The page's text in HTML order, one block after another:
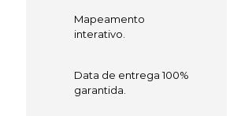
Mapeamento
interativo.
Data de entrega 100%
garantida.